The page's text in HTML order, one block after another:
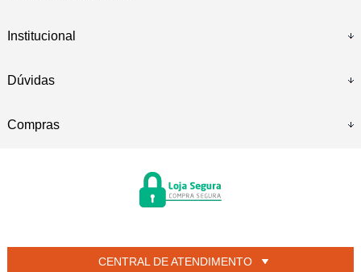
Institucional
Dúvidas
Compras
CENTRAL DE ATENDIMENTO